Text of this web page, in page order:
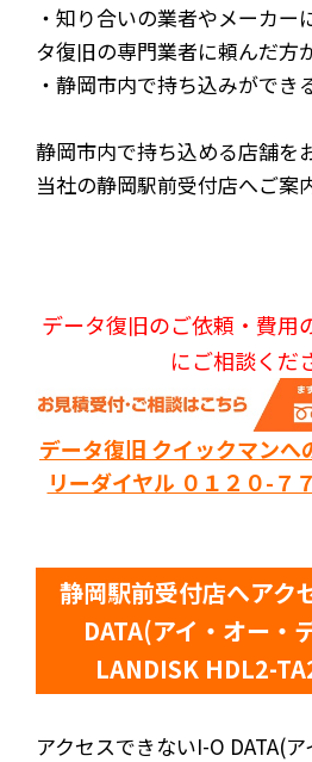
・知り合いの業者やメーカー
タ復旧の専門業者に頼んだ方
・静岡市内で持ち込みができ
静岡市内で持ち込める店舗を
当社の静岡駅前受付店へご案
データ復旧のご依頼・費用
にご相談くだ
データ復旧 クイックマンへ
リーダイヤル ０１２０-７
静岡駅前受付店へアク
DATA(アイ・オー・
LANDISK HDL2-
アクセスできないI-O DATA(